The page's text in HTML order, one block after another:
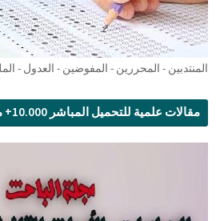
المنتدبين - المحررين - المفوضين - العدول -
مقالات علمية للتحميل المباشر 10.000+ مقال علمي قانوني